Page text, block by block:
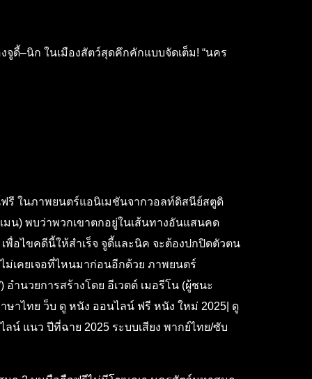
ดี้–นิก ในเมืองสัตว์สุดคึกคักแบบจัดเต็ม! “นคร
รี ในภาพยนตร์แอนิเมชันจากวอลท์ดิสนีย์สตูดิ
มน) พบว่าพวกเขาตกอยู่ในเส้นทางอันแสนคด
พื่อไขคดีนี้ให้สำเร็จ จูดี้และนิค จะต้องปกปิดตัวตน
เคยเจอที่ไหนมาก่อนอีกด้วย ภาพยนตร์
อำนวยการสร้างโดย อีเวตต์ เมอรีโน (ผู้ชนะ
ษาไทย ว็บ ดู หนัง ออนไลน์ ฟรี หนัง ใหม่ 2025| ดู
น์ แนว ปีที่ฉาย 2025 ระบบเสียง พากย์ไทย/ซับ